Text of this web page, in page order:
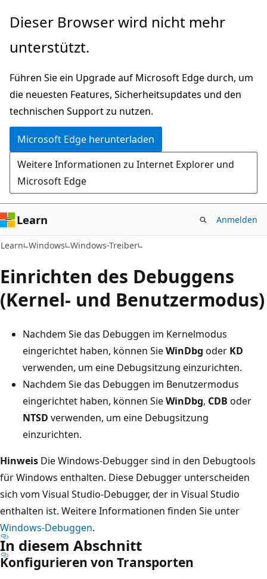
Zu
wechseln
Dieser Browser wird nicht mehr
unterstützt.
Führen Sie ein Upgrade auf Microsoft Edge durch, um
die neuesten Features, Sicherheitsupdates und den
technischen Support zu nutzen.
Microsoft Edge herunterladen
Weitere Informationen zu Internet Explorer und
Microsoft Edge
Learn Anmelden
Learn Windows Windows-Treiber
Einrichten des Debuggens
(Kernel- und Benutzermodus)
Nachdem Sie das Debuggen im Kernelmodus
eingerichtet haben, können SieWinDbg oder KD
verwenden, um eine Debugsitzung einzurichten.
Nachdem Sie das Debuggen im Benutzermodus
eingerichtet haben, können SieWinDbg, CDB oder
NTSD verwenden, um eine Debugsitzung
einzurichten.
Hinweis Die Windows-Debugger sind in den Debugtools
für Windows enthalten. Diese Debugger unterscheiden
sich vom Visual Studio-Debugger, der in Visual Studio
enthalten ist. Weitere Informationen finden Sie unter
Windows-Debuggen.
In diesem Abschnitt
Konfigurieren von Transporten